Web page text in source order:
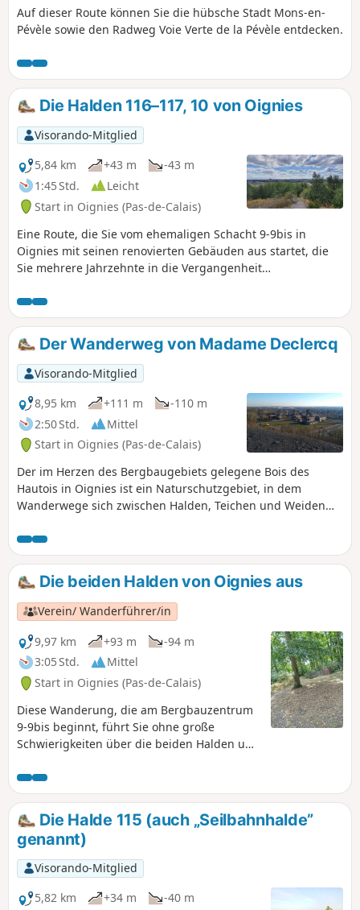
Auf dieser Route können Sie die hübsche Stadt Mons-en-
Pévèle sowie den Radweg Voie Verte de la Pévèle entdecken.
Die Halden 116–117, 10 von Oignies
Visorando-Mitglied
5,84 km
+43 m
-43 m
1:45 Std.
Leicht
Start in Oignies (Pas-de-Calais)
Eine Route, die Sie vom ehemaligen Schacht 9-9bis in
Oignies mit seinen renovierten Gebäuden aus startet, die
Sie mehrere Jahrzehnte in die Vergangenheit
de Gosse und machen einen Halt am Observatorium für
Fauna und Flora. Die Landschaft wird beim Aufstieg auf die
Halde immer mondähnlicher, bis Sie schließlich über die
alten Bergwerksgleise zum Grubenstollen zurückkehren.
Der Wanderweg von Madame Declercq
Visorando-Mitglied
8,95 km
+111 m
-110 m
2:50 Std.
Mittel
Start in Oignies (Pas-de-Calais)
Der im Herzen des Bergbaugebiets gelegene Bois des
Hautois in Oignies ist ein Naturschutzgebiet, in dem
Wanderwege sich zwischen Halden, Teichen und Weiden
unmittelbarer Nähe des ehemaligen Grubenkopfes 9-9 bis,
der seit dem 30. Juni 2012 zum UNESCO-Weltkulturerbe
gehört und dessen metallener Förderturm immer in
Sichtweite ist, sodass Sie sich auf Ihrer Wanderung gut
orientieren können.
Die beiden Halden von Oignies aus
Verein/ Wanderführer/in
9,97 km
+93 m
-94 m
3:05 Std.
Mittel
Start in Oignies (Pas-de-Calais)
Diese Wanderung, die am Bergbauzentrum
9-9bis beginnt, führt Sie ohne große
Schwierigkeiten über die beiden Halden und
Haldenkette. Die Wanderung verläuft auf
sehr guten, bewaldeten Wegen auf der
ersten Halde der Strecke. Es wird
empfohlen, die Wanderung am Vormittag zu
unternehmen. Sie können die Strecke
verlängern, indem Sie den Bois des Hautois
durchqueren, allerdings gibt es dort sehr
viele umgestürzte Bäume.
Die Halde 115 (auch „Seilbahnhalde”
genannt)
Visorando-Mitglied
5,82 km
+34 m
-40 m